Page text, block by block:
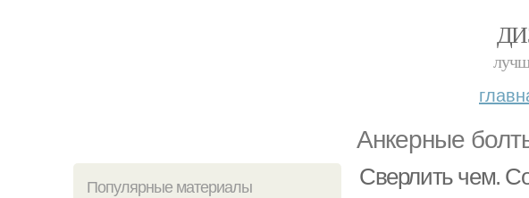
Анкерные
Популярные материалы Сверлить чем.